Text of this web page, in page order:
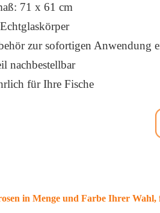
71 x 61 cm
zur sofortigen Anwendung
nachbestellbar
für Ihre Fische
in Menge und Farbe Ihrer